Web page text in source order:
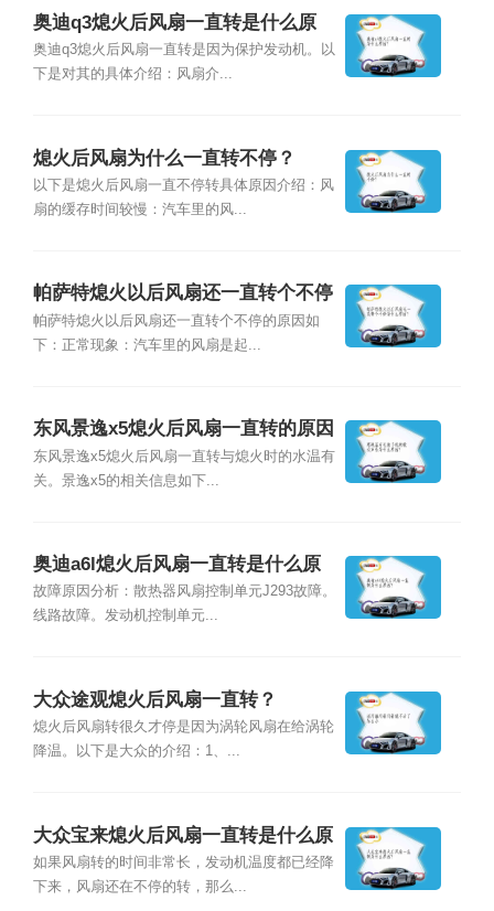
奥迪q3熄火后风扇一直转是什么原
因？
奥迪q3熄火后风扇一直转是因为保护发动机。以
下是对其的具体介绍：风扇介...
熄火后风扇为什么一直转不停？
以下是熄火后风扇一直不停转具体原因介绍：风
扇的缓存时间较慢：汽车里的风...
帕萨特熄火以后风扇还一直转个不停
是什么原因？
帕萨特熄火以后风扇还一直转个不停的原因如
下：正常现象：汽车里的风扇是起...
东风景逸x5熄火后风扇一直转的原因
是什么？
东风景逸x5熄火后风扇一直转与熄火时的水温有
关。景逸x5的相关信息如下...
奥迪a6l熄火后风扇一直转是什么原
因？
故障原因分析：散热器风扇控制单元J293故障。
线路故障。发动机控制单元...
大众途观熄火后风扇一直转？
熄火后风扇转很久才停是因为涡轮风扇在给涡轮
降温。以下是大众的介绍：1、...
大众宝来熄火后风扇一直转是什么原
因？
如果风扇转的时间非常长，发动机温度都已经降
下来，风扇还在不停的转，那么...